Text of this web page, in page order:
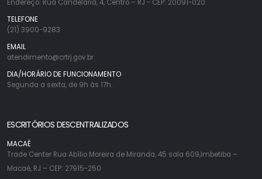
Endereço: Rua Candelaria, 4, Centro – RJ - CEP: 20091-020.
TELEFONE
(21) 3900-9283
EMAIL
atendimento@crtrj.gov.br
DIA/HORÁRIO DE FUNCIONAMENTO
Segunda a sexta, de 9h às 17h.
ESCRITÓRIOS DESCENTRALIZADOS
MACAÉ
Trade Center Rua Abílio Moreira de Miranda, 45 sala 609,Imbetiba –
Macaé, RJ – CEP: 27915-250